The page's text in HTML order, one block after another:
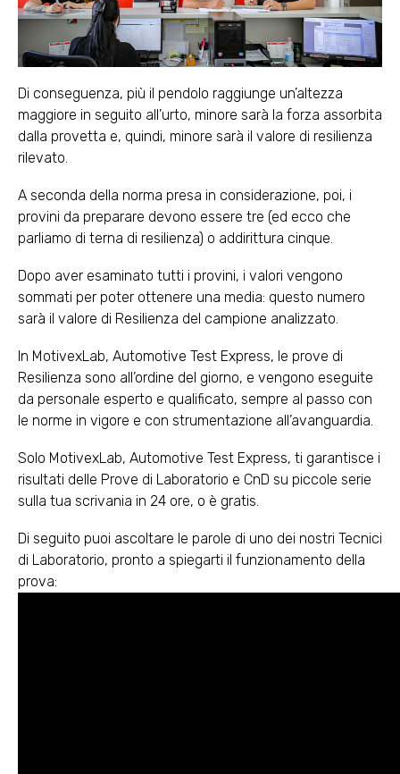
Di conseguenza, più il pendolo raggiunge un’altezza
maggiore in seguito all’urto, minore sarà la forza assorbita
dalla provetta e, quindi, minore sarà il valore di resilienza
rilevato.
A seconda della norma presa in considerazione, poi, i
provini da preparare devono essere tre (ed ecco che
parliamo di terna di resilienza) o addirittura cinque.
Dopo aver esaminato tutti i provini, i valori vengono
sommati per poter ottenere una media: questo numero
sarà il valore di Resilienza del campione analizzato.
In MotivexLab, Automotive Test Express, le prove di
Resilienza sono all’ordine del giorno, e vengono eseguite
da personale esperto e qualificato, sempre al passo con
le norme in vigore e con strumentazione all’avanguardia.
Solo MotivexLab, Automotive Test Express, ti garantisce i
risultati delle Prove di Laboratorio e CnD su piccole serie
sulla tua scrivania in 24 ore, o è gratis.
Di seguito puoi ascoltare le parole di uno dei nostri Tecnici
di Laboratorio, pronto a spiegarti il funzionamento della
prova: